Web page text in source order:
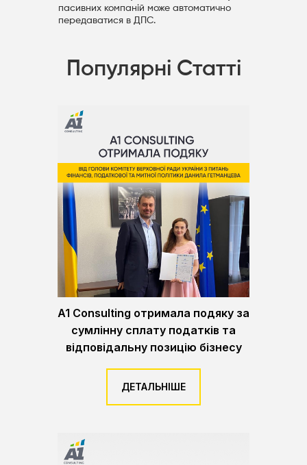
пасивних компаній може автоматично
передаватися в ДПС.
Популярні Статті
A1 Consulting отримала подяку за
сумлінну сплату податків та
відповідальну позицію бізнесу
ДЕТАЛЬНІШЕ